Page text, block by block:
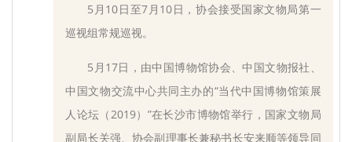
5月10日至7月10日，协会接受国家文物局第一
巡视组常规巡视。
5月17日，由中国博物馆协会、中国文物报社、
中国文物交流中心共同主办的“当代中国博物馆策展
人论坛（2019）”在长沙市博物馆举行，国家文物局
副局长关强、协会副理事长兼秘书长安来顺等领导同